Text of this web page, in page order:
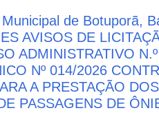
de Botuporã,
AVISOS DE
ADMINISTRATIVO
Nº 014/2026
A PRESTAÇÃO
PASSAGENS DE